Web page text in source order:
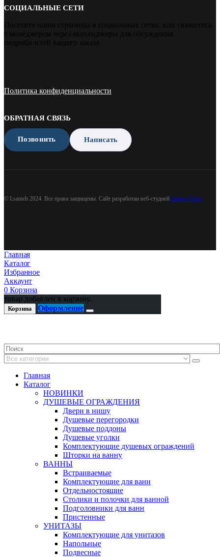
СОЦИАЛЬНЫЕ СЕТИ
Посетите наши страницы в социальных сетях, или свяжитесь
с менеджером через мессенджеры для обсуждения
подробностей вашего заказа
Политика конфиденциальности
ОБРАТНАЯ СВЯЗЬ
Позвонить Написать
© Lsanteh 2024. Все права защищены. Сайт разработан веб-студией Бизнес Идея
Главная
Каталог
Избранное
Аккаунт
0 Корзина
товар добавлен в корзину.
Корзина Оформление
Главная
Каталог
НОВИНКИ
ДУШЕВЫЕ ОГРАЖДЕНИЯ
Двери в нишу
Душевые перегородки
Душевые поддоны
Душевые уголки
Комплектующие душевых ограждений
Шторки на ванну
ВАННЫ
Встраиваемые
Комплектующие для ванн
Отдельностоящие
Столики и полочки для ванной
Подголовники для ванн
Пристенные
УНИТАЗЫ
Комплектующие для унитазов
Напольные
Подвесные